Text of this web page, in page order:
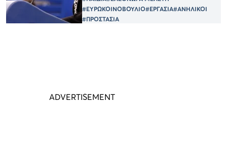
#ΕΥΡΩΚΟΙΝΟΒΟΥΛΙΟ#ΕΡΓΑΣΙΑ#ΑΝΗΛΙΚΟΙ
#ΠΡΟΣΤΑΣΙΑ